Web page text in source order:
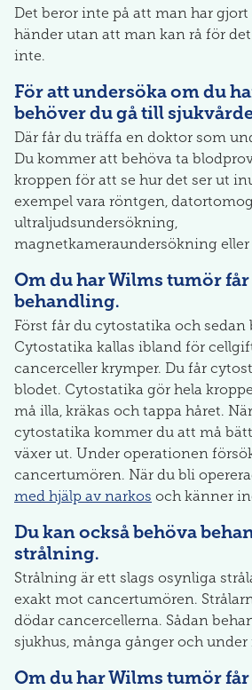
Det beror inte på att man har
händer utan att man kan rå för
inte.
För att undersöka om du
behöver du gå till
Där får du träffa en doktor som
Du kommer att behöva ta
kroppen för att se hur det ser ut
exempel vara röntgen,
ultraljudsundersökning,
magnetkameraundersökning eller
Om du har Wilms tumör
behandling.
Först får du cytostatika och sedan
Cytostatika kallas ibland för
cancerceller krymper. Du får
blodet. Cytostatika gör hela
må illa, kräkas och tappa håret.
cytostatika kommer du att må
växer ut. Under operationen
cancertumören. När du bli
med hjälp av narkos och känner
Du kan också behöva
strålning.
Strålning är ett slags osynliga
exakt mot cancertumören.
dödar cancercellerna. Sådan
sjukhus, många gånger och under
Om du har Wilms tumör får